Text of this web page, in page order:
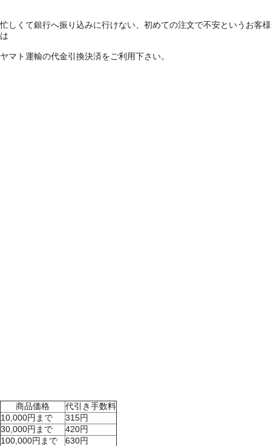
忙しくて銀行へ振り込みに行けない、初めての注文で不安というお客様
は
ヤマト運輸の代金引換決済をご利用下さい。
商品価格
代引き手数料
10,000円まで
315円
30,000円まで
420円
100,000円まで
630円